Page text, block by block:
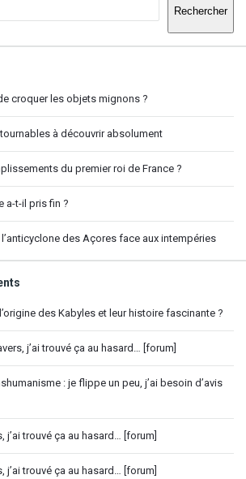
Rechercher
croquer les objets mignons ?
à découvrir absolument
du premier roi de France ?
a-t-il pris fin ?
des Açores face aux intempéries
des Kabyles et leur histoire fascinante ?
j’ai trouvé ça au hasard… [forum]
: je flippe un peu, j’ai besoin d’avis
j’ai trouvé ça au hasard… [forum]
j’ai trouvé ça au hasard… [forum]